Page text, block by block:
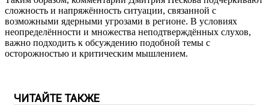
сложность и напряжённость ситуации, связанной с
возможными ядерными угрозами в регионе. В условиях
неопределённости и множества неподтверждённых слухов,
важно подходить к обсуждению подобной темы с
осторожностью и критическим мышлением.
ЧИТАЙТЕ ТАКЖЕ